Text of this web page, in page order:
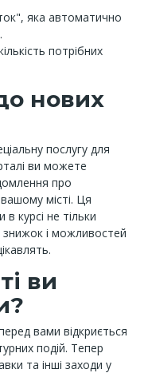
яка автоматично
потрібних
нових
послугу для
ви можете
про
місті. Ця
курсі не тільки
знижок і можливостей
ви
вами відкриється
подій. Тепер
та інші заходи у